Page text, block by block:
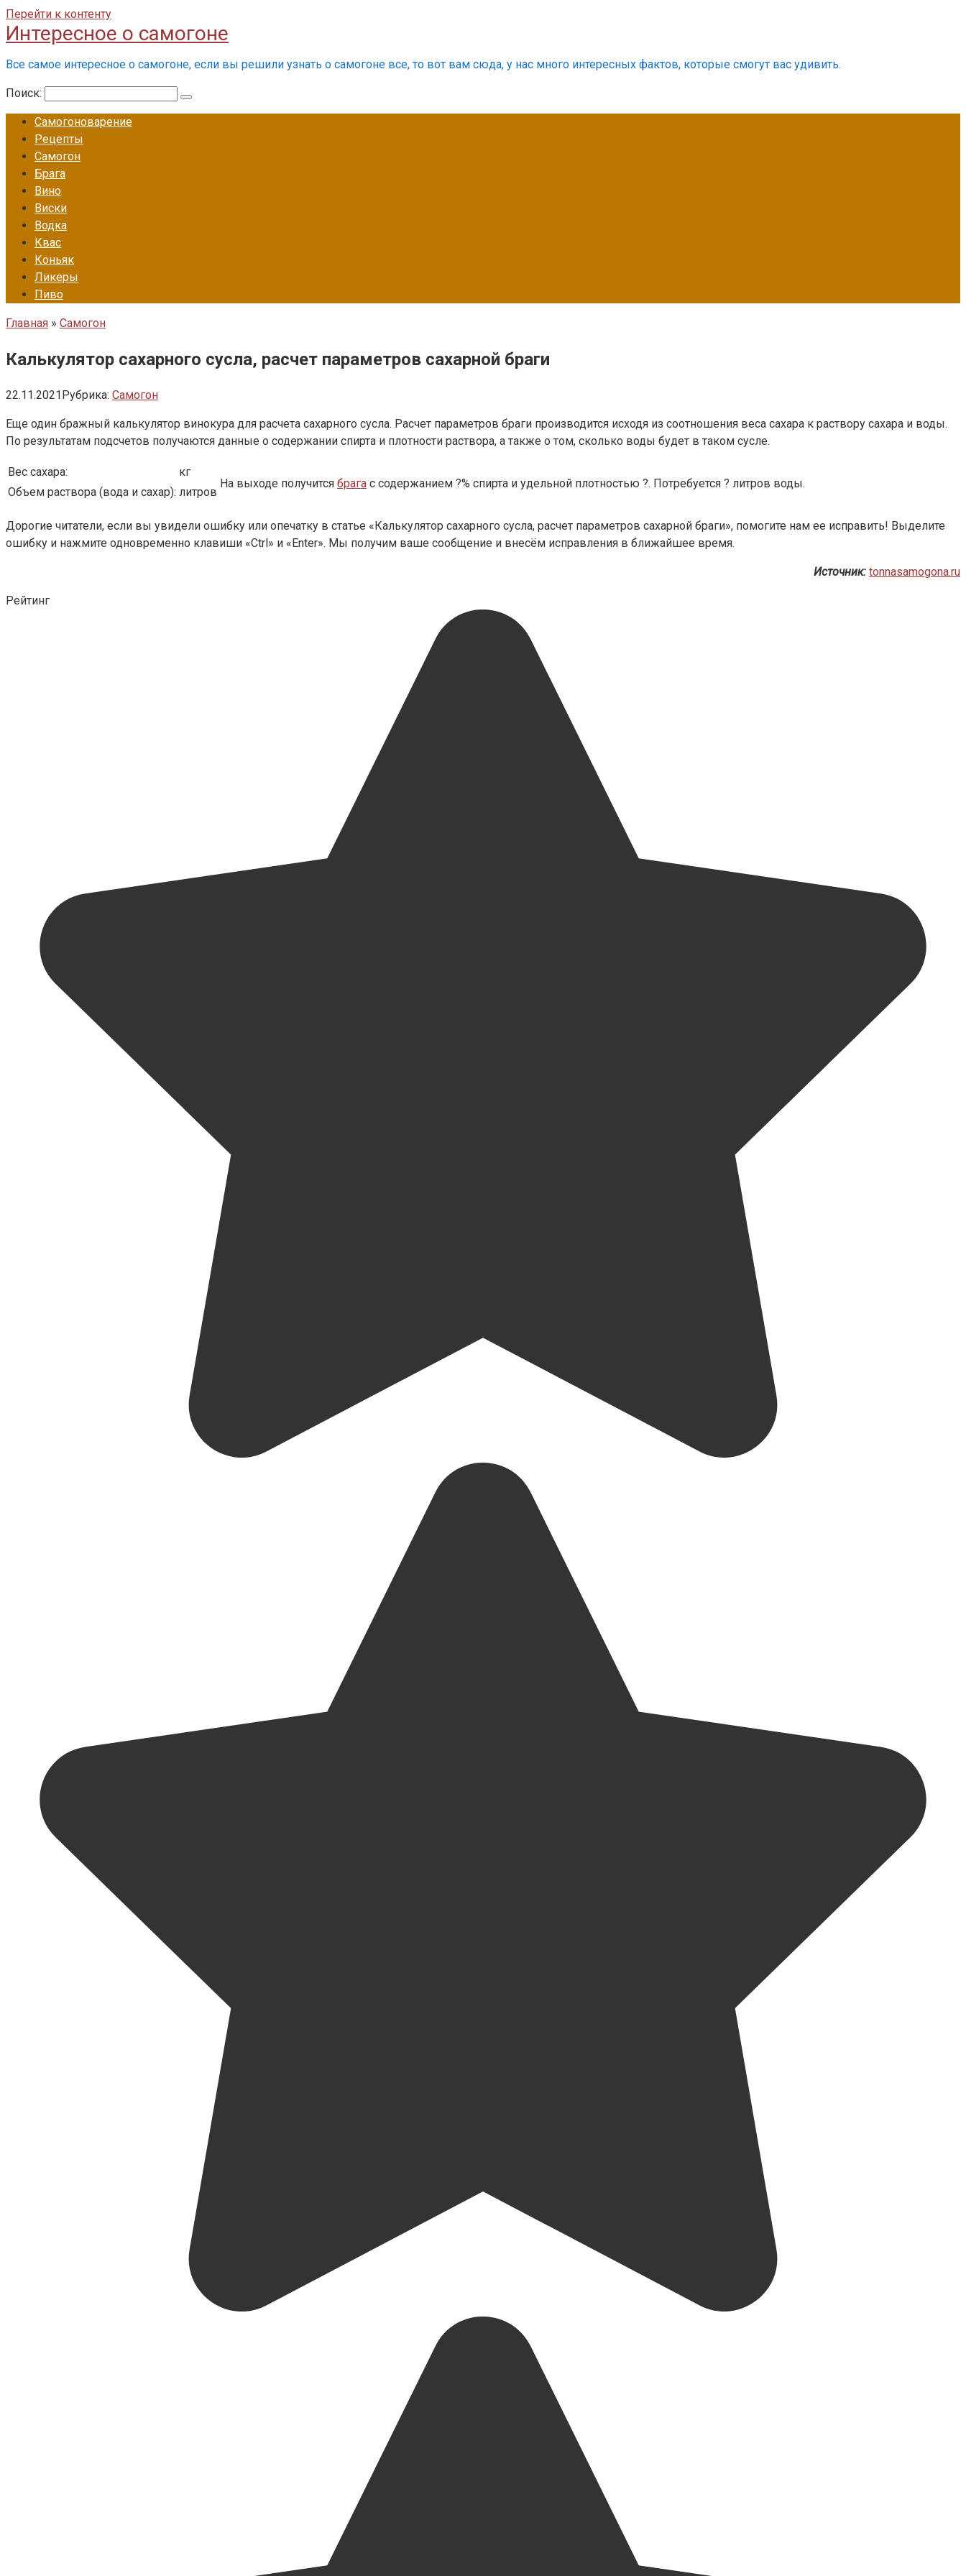
Перейти к контенту
Интересное о самогоне
Все самое интересное о самогоне, если вы решили узнать о самогоне все, то вот вам сюда, у нас много интересных фактов, которые смогут вас удивить.
Поиск:
Самогоноварение
Рецепты
Самогон
Брага
Вино
Виски
Водка
Квас
Коньяк
Ликеры
Пиво
Главная » Самогон
Калькулятор сахарного сусла, расчет параметров сахарной браги
22.11.2021Рубрика: Самогон
Еще один бражный калькулятор винокура для расчета сахарного сусла. Расчет параметров браги производится исходя из соотношения веса сахара к раствору сахара и воды.
По результатам подсчетов получаются данные о содержании спирта и плотности раствора, а также о том, сколько воды будет в таком сусле.
Вес сахара:
кг
На выходе получится брага с содержанием ?% спирта и удельной плотностью ?. Потребуется ? литров воды.
Объем раствора (вода и сахар): литров
Дорогие читатели, если вы увидели ошибку или опечатку в статье «Калькулятор сахарного сусла, расчет параметров сахарной браги», помогите нам ее исправить! Выделите
ошибку и нажмите одновременно клавиши «Ctrl» и «Enter». Мы получим ваше сообщение и внесём исправления в ближайшее время.
Источник: tonnasamogona.ru
Рейтинг